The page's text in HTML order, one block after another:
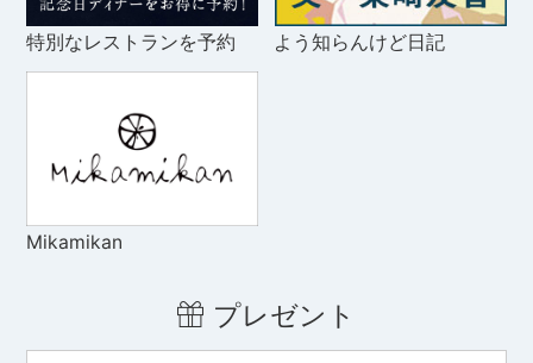
特別なレストランを予約 よう知らんけど日記
Mikamikan
プレゼント